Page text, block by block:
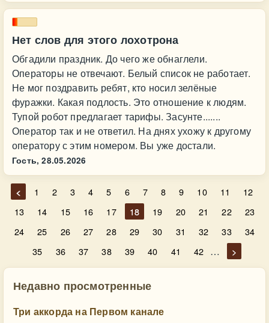
Нет слов для этого лохотрона
Обгадили праздник. До чего же обнаглели.
Операторы не отвечают. Белый список не работает.
Не мог поздравить ребят, кто носил зелёные
фуражки. Какая подлость. Это отношение к людям.
Тупой робот предлагает тарифы. Засунте.......
Оператор так и не ответил. На днях ухожу к другому
оператору с этим номером. Вы уже достали.
Гость, 28.05.2026
< 1 2 3 4 5 6 7 8 9 10 11
12
13
14 15 16 17 18 19 20 21 22
23
24
25 26 27 28 29 30 31 32 33
34
35
36 37 38 39 40 41 42 … >
Недавно просмотренные
Три аккорда на Первом канале